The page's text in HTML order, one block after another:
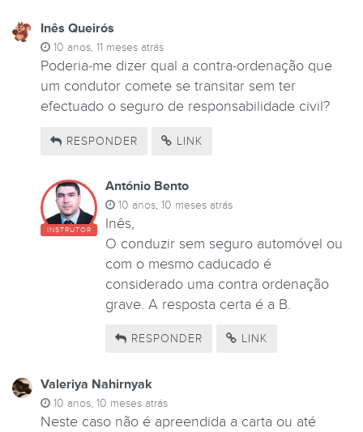
Inês Queirós
10 anos, 11 meses atrás
Poderia-me dizer qual a contra-ordenação que
um condutor comete se transitar sem ter
efectuado o seguro de responsabilidade civil?
RESPONDER LINK
INSTRUTOR
António Bento
10 anos, 10 meses atrás
Inês,
O conduzir sem seguro automóvel ou
com o mesmo caducado é
considerado uma contra ordenação
grave. A resposta certa é a B.
RESPONDER LINK
Valeriya Nahirnyak
10 anos, 10 meses atrás
Neste caso não é apreendida a carta ou até